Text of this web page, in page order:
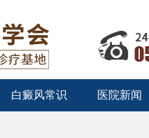
白癜风常识 医院新闻